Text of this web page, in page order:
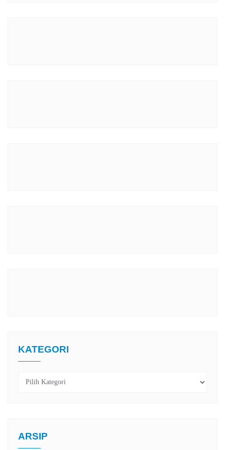
KATEGORI
Kategori
ARSIP